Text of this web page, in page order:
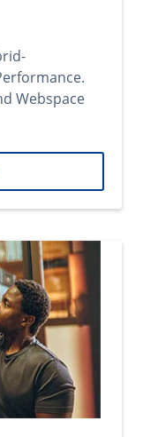
Webspace